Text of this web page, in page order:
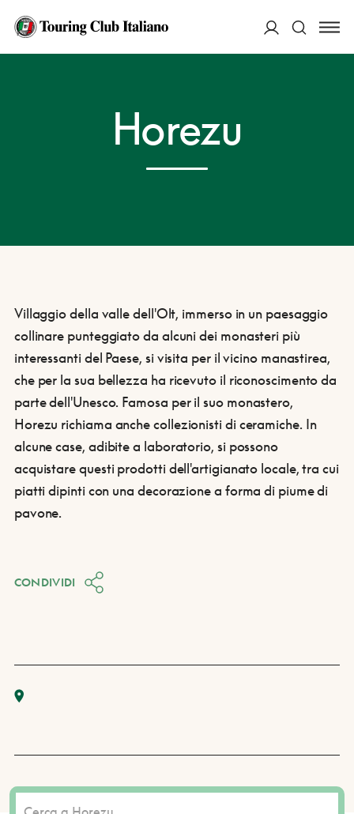
HOME
Horezu
Villaggio della valle dell'Olt, immerso in un paesaggio
collinare punteggiato da alcuni dei monasteri più
interessanti del Paese, si visita per il vicino manastirea,
che per la sua bellezza ha ricevuto il riconoscimento da
parte dell'Unesco. Famosa per il suo monastero,
Horezu richiama anche collezionisti di ceramiche. In
alcune case, adibite a laboratorio, si possono
acquistare questi prodotti dell'artigianato locale, tra cui
piatti dipinti con una decorazione a forma di piume di
pavone.
CONDIVIDI